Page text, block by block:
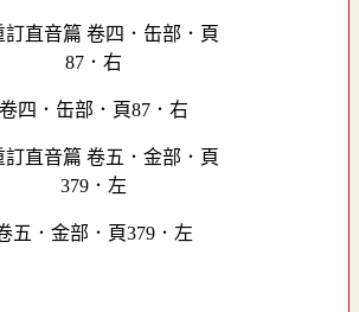
卷四．缶部．頁87．右
五．金部．頁379．左